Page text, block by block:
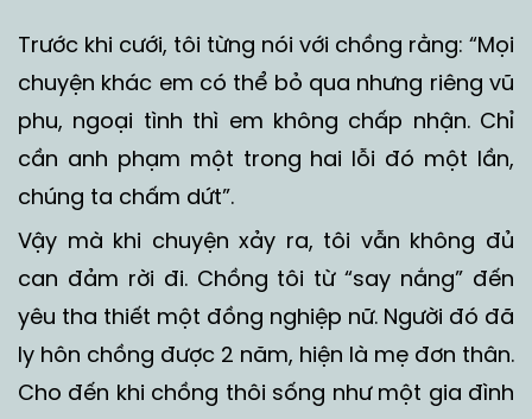
Trước khi cưới, tôi từng nói với chồng rằng: “Mọi
chuyện khác em có thể bỏ qua nhưng riêng vũ
phu, ngoại tình thì em không chấp nhận. Chỉ
cần anh phạm một trong hai lỗi đó một lần,
chúng ta chấm dứt”.
Vậy mà khi chuyện xảy ra, tôi vẫn không đủ
can đảm rời đi. Chồng tôi từ “say nắng” đến
yêu tha thiết một đồng nghiệp nữ. Người đó đã
ly hôn chồng được 2 năm, hiện là mẹ đơn thân.
Cho đến khi chồng thôi sống như một gia đình